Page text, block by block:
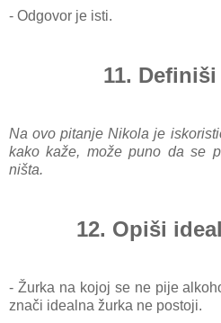
- Odgovor je isti.
11.
Na ovo pitanje Nikola je
kako kaže, može puno da se
ništa.
12. Opiši
- Žurka na kojoj se ne pije
znači idealna žurka ne postoji.